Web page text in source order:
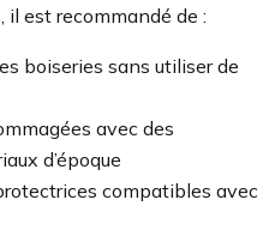
il est recommandé de :
boiseries sans utiliser de
avec des
d’époque
compatibles avec